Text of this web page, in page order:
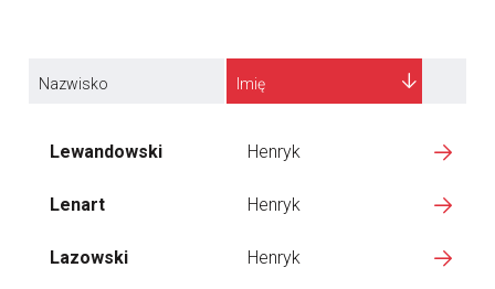
Nazwisko Imię
Lewandowski Henryk
Lenart Henryk
Lazowski Henryk